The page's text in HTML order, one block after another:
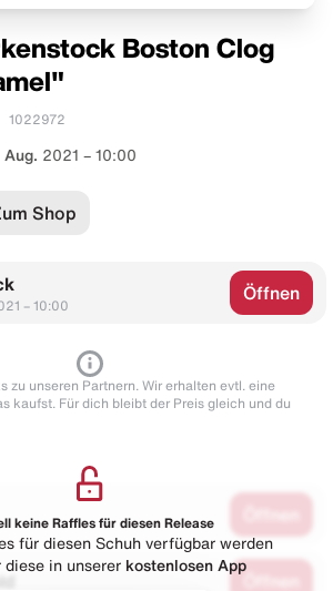
Boston Clog
1022972
Aug. 2021 – 10:00
Shop
– 10:00
Öffnen
zu unseren Partnern. Wir erhalten evtl. eine
kaufst. Für dich bleibt der Preis gleich und du
keine Raffles für diesen Release
für diesen Schuh verfügbar werden
diese in unserer kostenlosen App